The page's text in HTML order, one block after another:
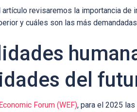
artículo revisaremos la importancia de
y cuáles son las más
del
Forum (WEF), para el 2025